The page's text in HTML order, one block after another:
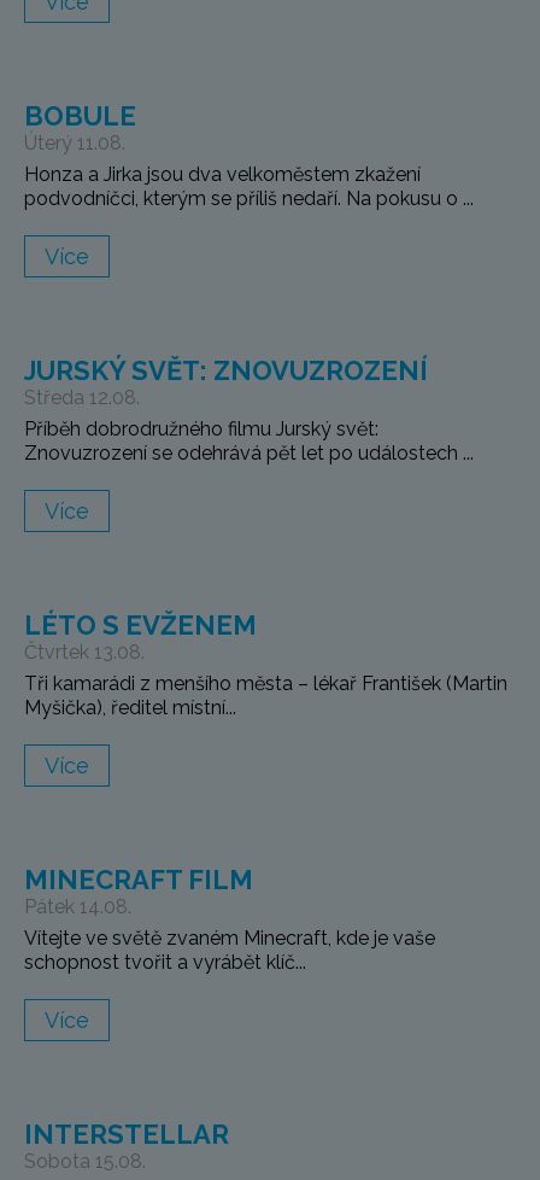
BOBULE
Úterý 11.08.
Honza a Jirka jsou dva velkoměstem zkažení
podvodníčci, kterým se příliš nedaří. Na pokusu o ...
Více
JURSKÝ SVĚT: ZNOVUZROZENÍ
Středa 12.08.
Příběh dobrodružného filmu Jurský svět:
Znovuzrození se odehrává pět let po událostech ...
Více
LÉTO S EVŽENEM
Čtvrtek 13.08.
Tři kamarádi z menšího města – lékař František (Martin
Myšička), ředitel místní...
Více
MINECRAFT FILM
Pátek 14.08.
Vítejte ve světě zvaném Minecraft, kde je vaše
schopnost tvořit a vyrábět klíč...
Více
INTERSTELLAR
Sobota 15.08.